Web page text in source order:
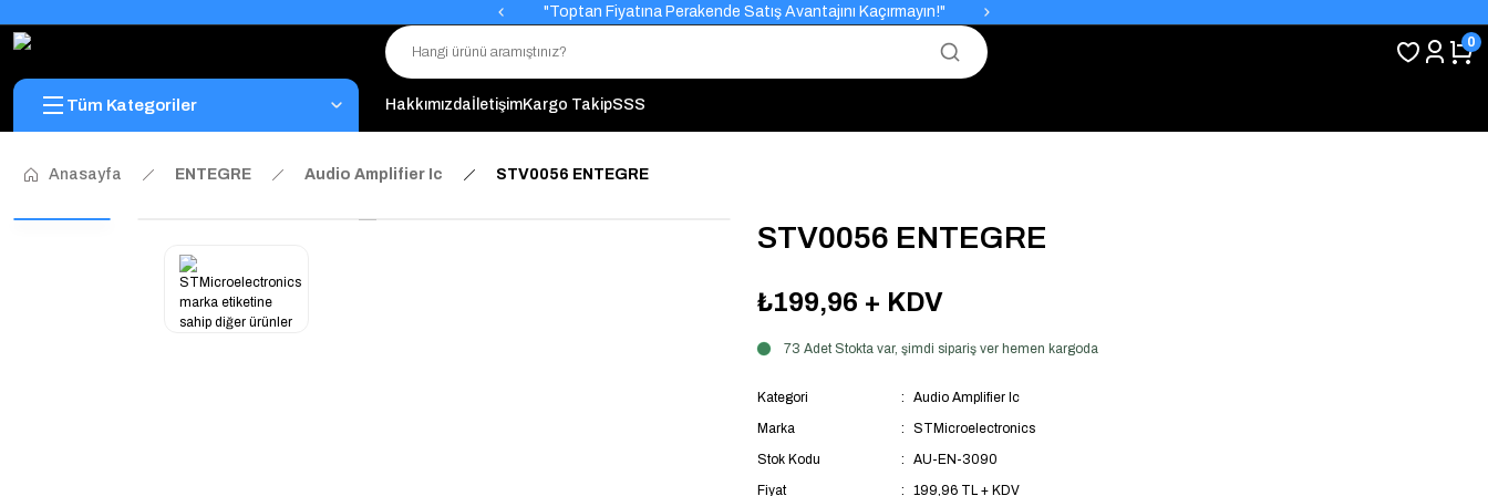
"Toptan Fiyatına Perakende Satış Avantajını Kaçırmayın!"
0
Tüm Kategoriler HakkımızdaİletişimKargo TakipSSS
Anasayfa ENTEGRE Audio Amplifier Ic STV0056 ENTEGRE
STV0056 ENTEGRE
₺199,96 + KDV
73 Adet Stokta var, şimdi sipariş ver hemen kargoda
Kategori
Audio Amplifier Ic
Marka
STMicroelectronics
Stok Kodu
AU-EN-3090
Fiyat
199,96 TL + KDV